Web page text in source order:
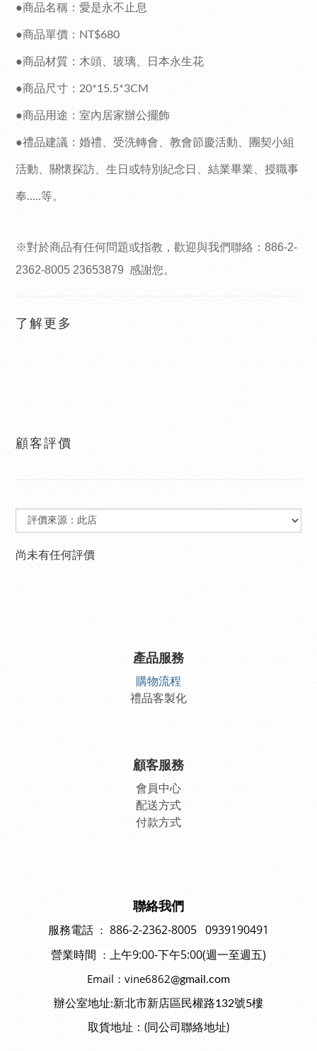
●商品名稱：愛是永不止息
●商品單價： NT$680
●商品材質：木頭、玻璃 、日本永生花
●商品尺寸： 20*15.5*3CM
●商品用途：室內居家辦公擺飾
●禮品建議：婚禮 受洗轉會、教會節慶活動、團契小組
活動、關懷探訪、生日或特別紀念日、結業畢業、授職事
奉…..等。
※對於商品有任何問題或指教，歡迎與我們聯絡： 886-2-
2362-8005 23653879 感謝您。
了解更多
顧客評價
尚未有任何評價
產品服務
購物流程
禮品客製化
顧客服務
會員中心
配送方式
付款方式
聯絡我們
服務電話 ： 886-2-2362-8005 0939190491
營業時間 ： 上午9:00-下午5:00(週一至週五)
Email：vine6862@gmail.com
辦公室地址:新北市新店區民權路132號5樓
取貨地址：(同公司聯絡地址)